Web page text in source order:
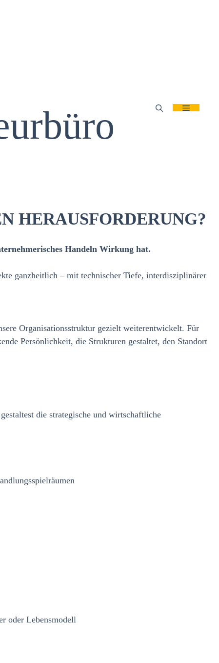
HERAUSFORDERUNG?
Handeln Wirkung hat.
ganzheitlich – mit technischer Tiefe, interdisziplinärer
Organisationsstruktur gezielt weiterentwickelt. Für
Persönlichkeit, die Strukturen gestaltet, den Standort
die strategische und wirtschaftliche
oder Lebensmodell